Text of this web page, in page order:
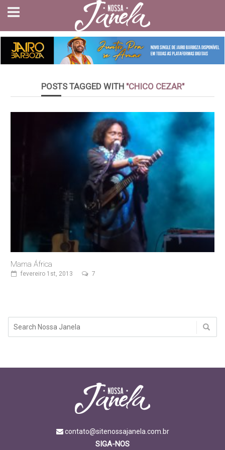
POSTS TAGGED WITH "CHICO CEZAR"
Mama África
fevereiro 1st, 2013 7
contato@sitenossajanela.com.br
SIGA-NOS